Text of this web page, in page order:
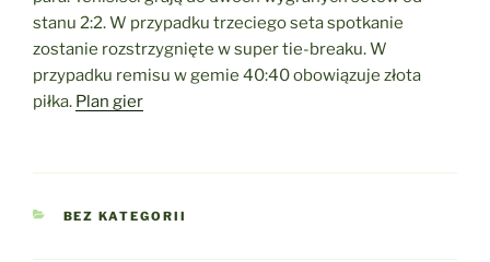
stanu 2:2. W przypadku trzeciego seta spotkanie
zostanie rozstrzygnięte w super tie-breaku. W
przypadku remisu w gemie 40:40 obowiązuje złota
piłka. Plan gier
KATEGORIE
BEZ KATEGORII